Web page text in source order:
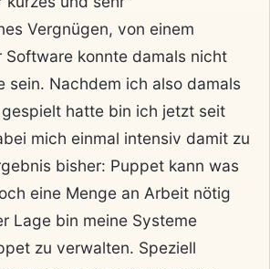
Vergnügen, von einem
Software konnte damals nicht
sein. Nachdem ich also damals
hatte bin ich jetzt seit
mich einmal intensiv damit zu
bisher: Puppet kann was
eine Menge an Arbeit nötig
Lage bin meine Systeme
zu verwalten. Speziell